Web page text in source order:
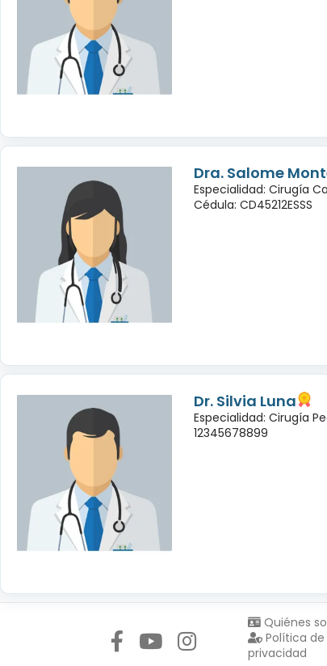
Dra. Salome
Especialidad: Cirugía
Cédula: CD45212ESSS
Dr. Silvia Luna
Especialidad: Cirugía
12345678899
Quiénes
Política de
privacidad